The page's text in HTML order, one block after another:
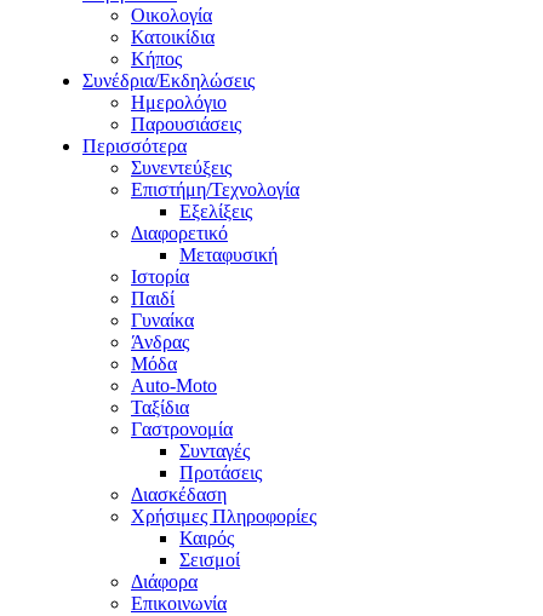
Οικολογία
Κατοικίδια
Κήπος
Συνέδρια/Εκδηλώσεις
Ημερολόγιο
Παρουσιάσεις
Περισσότερα
Συνεντεύξεις
Επιστήμη/Τεχνολογία
Εξελίξεις
Διαφορετικό
Μεταφυσική
Ιστορία
Παιδί
Γυναίκα
Άνδρας
Μόδα
Auto-Moto
Ταξίδια
Γαστρονομία
Συνταγές
Προτάσεις
Διασκέδαση
Χρήσιμες Πληροφορίες
Καιρός
Σεισμοί
Διάφορα
Επικοινωνία